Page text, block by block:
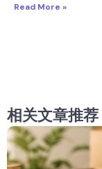
Read More »
相关文章推荐